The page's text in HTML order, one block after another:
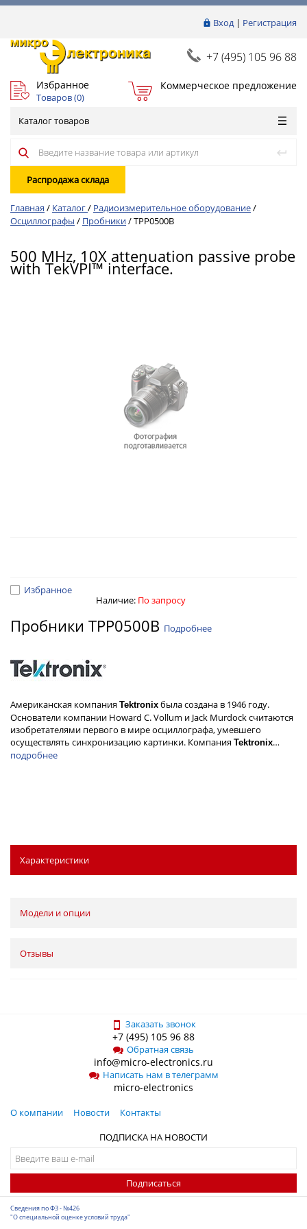
Вход| Регистрация
+7 (495) 105 96 88
Избранное
Товаров (0)
Коммерческое предложение
Каталог товаров
Распродажа склада
Главная / Каталог/ Радиоизмерительное оборудование/
Осциллографы / Пробники/TPP0500B
500 MHz, 10X attenuation passive probe
with TekVPI™ interface.
Избранное
Наличие: По запросу
Пробники TPP0500B Подробнее
Американская компания Tektronix была создана в 1946 году.
Основатели компании Howard C. Vollum и Jack Murdock считаются
изобретателями первого в мире осциллографа, умевшего
осуществлять синхронизацию картинки. Компания Tektronix…
подробнее
Характеристики
Модели и опции
Отзывы
Заказать звонок
+7 (495) 105 96 88
Обратная связь
info@micro-electronics.ru
Написать нам в телеграмм
micro-electronics
О компании Новости
Контакты
ПОДПИСКА НА НОВОСТИ
Подписаться
Сведения по ФЗ - №426
"О специальной оценке условий труда"